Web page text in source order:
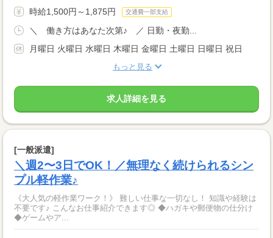
時給1,500円～1,875円 交通費一部支給
＼ 働き方はあなた次第♪ ／ 日勤・夜勤...
月曜日 火曜日 水曜日 木曜日 金曜日 土曜日 日曜日 祝日
もっと見る
求人詳細を見る
[一般派遣]
＼週2〜3日でOK！／無理なく続けられるシン
プル軽作業♪
《大人気の軽作業ワーク！》 難しい仕事な一切なし！ 知識や経験は
不要です♪ こんなお仕事紹介できます◎ ◆ハガキや郵便物の仕分け
◆ゲームやア...